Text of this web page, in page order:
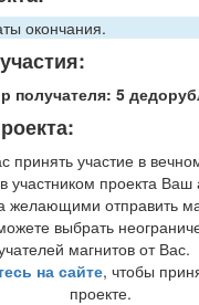
окончания.
получателя: 5
принять участие в
участником проекта Ваш
желающими отправить
выбрать
магнитов от Вас.
на сайте, чтобы
проекте.